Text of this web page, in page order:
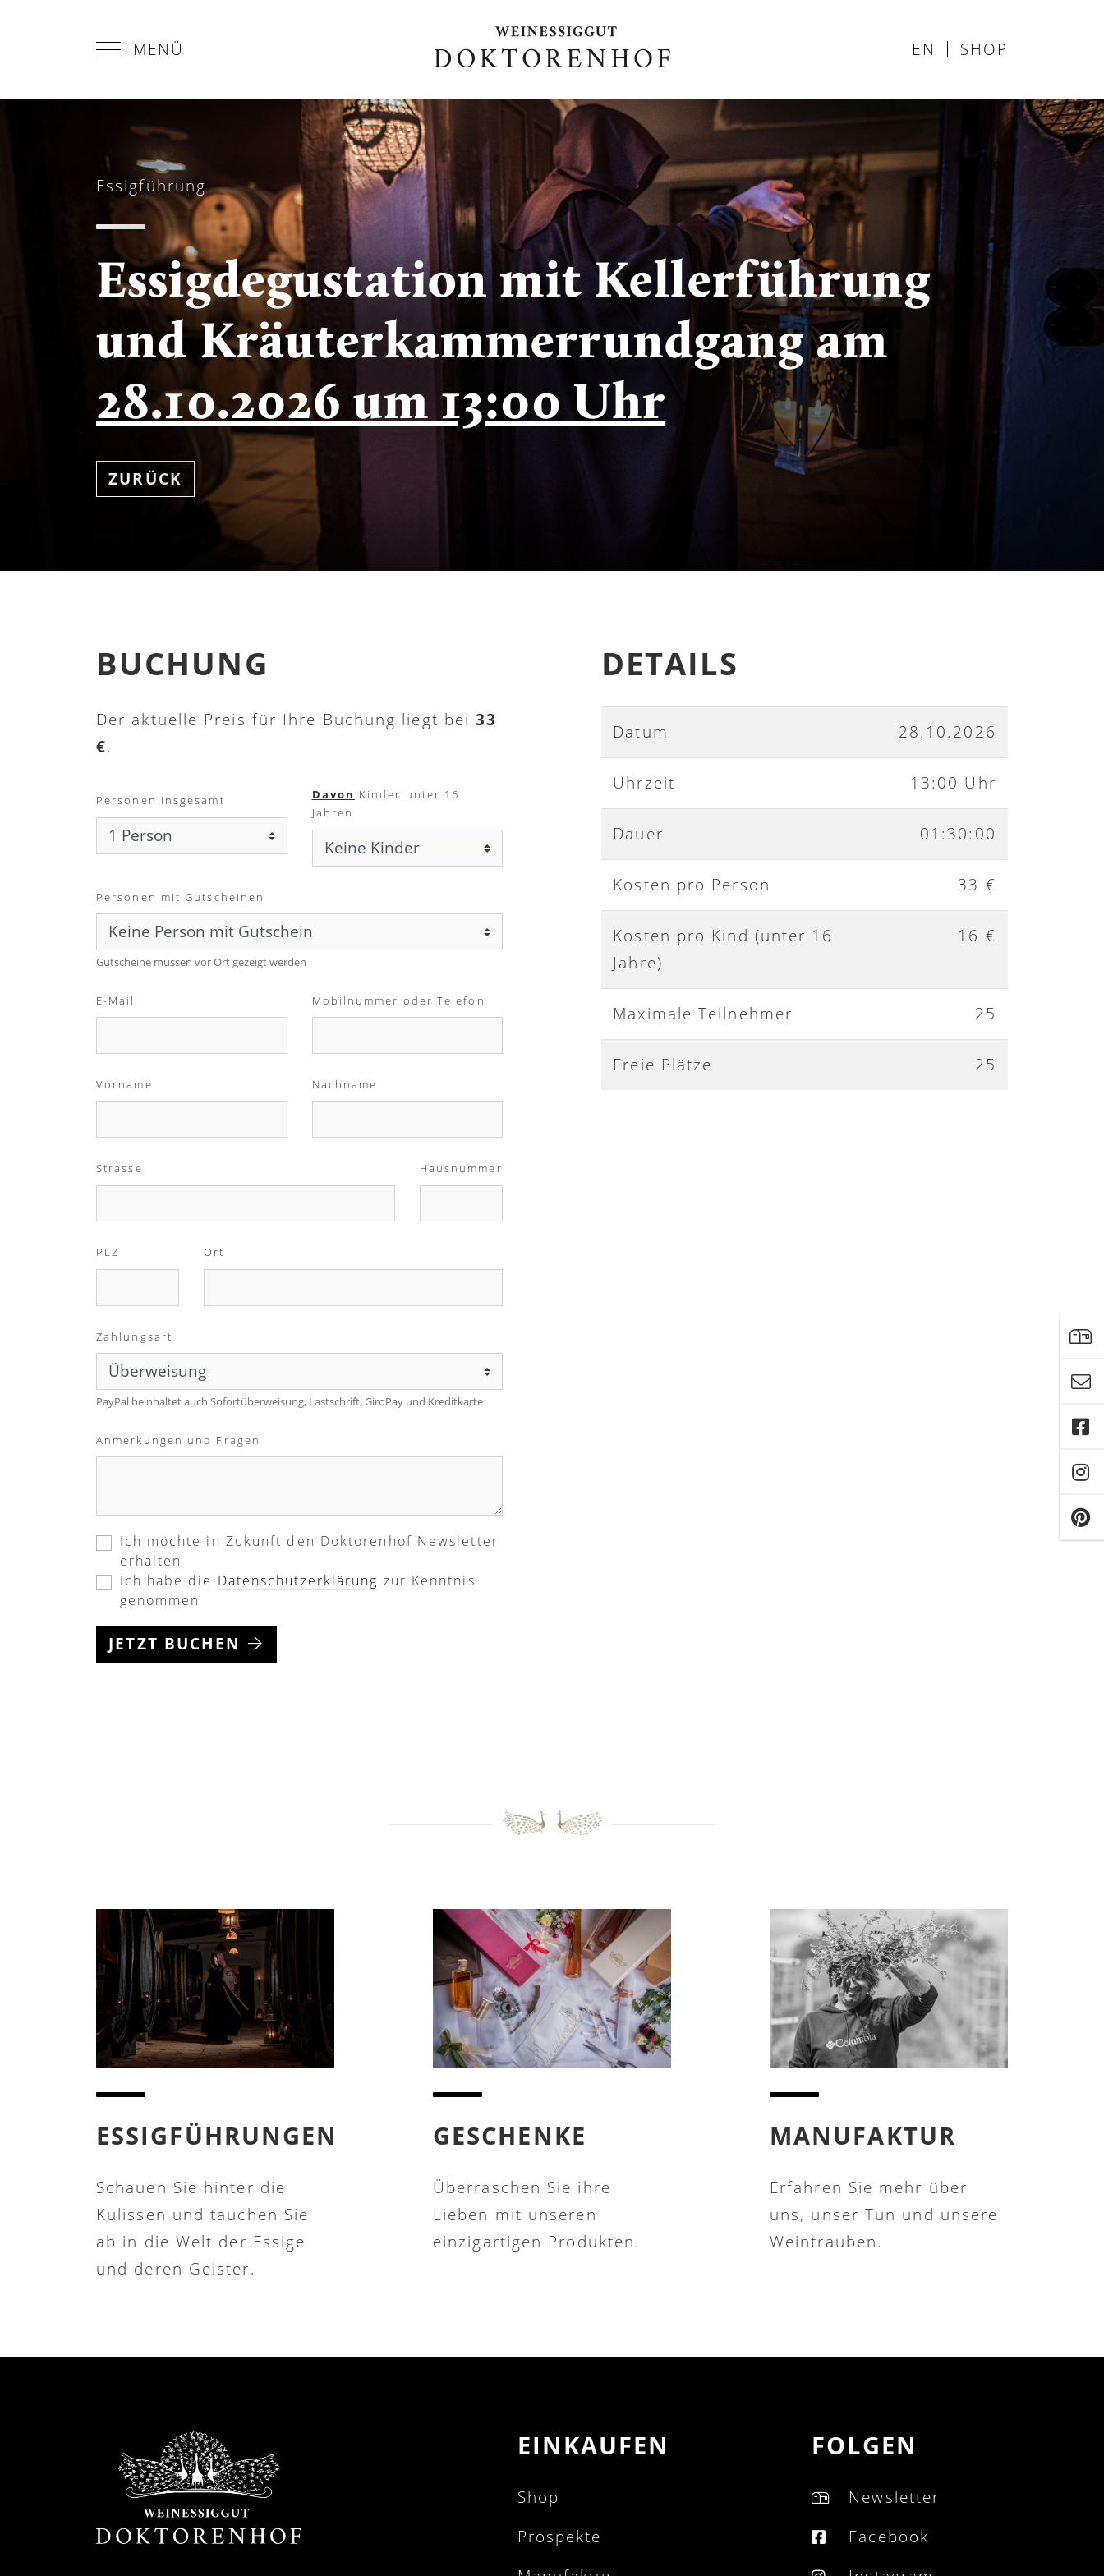
MENÜ EN SHOP
Essigführung
Essigdegustation mit Kellerführung
und Kräuterkammerrundgang am
28.10.2026 um 13:00 Uhr
ZURÜCK
BUCHUNG
Der aktuelle Preis für Ihre Buchung liegt bei33
€.
Personen insgesamt Davon Kinder unter 16
Jahren
Personen mit Gutscheinen
Gutscheine müssen vor Ort gezeigt werden
E-Mail Mobilnummer oder Telefon
Vorname Nachname
Strasse Hausnummer
PLZ Ort
Zahlungsart
PayPal beinhaltet auch Sofortüberweisung, Lastschrift, GiroPay und Kreditkarte
Anmerkungen und Fragen
Ich möchte in Zukunft den Doktorenhof Newsletter
erhalten
Ich habe die Datenschutzerklärung zur Kenntnis
genommen
JETZT BUCHEN
DETAILS
Datum 28.10.2026
Uhrzeit 13:00 Uhr
Dauer 01:30:00
Kosten pro Person 33 €
Kosten pro Kind (unter 16
Jahre)
16 €
Maximale Teilnehmer 25
Freie Plätze 25
ESSIGFÜHRUNGEN
Schauen Sie hinter die
Kulissen und tauchen Sie
ab in die Welt der Essige
und deren Geister.
GESCHENKE
Überraschen Sie ihre
Lieben mit unseren
einzigartigen Produkten.
MANUFAKTUR
Erfahren Sie mehr über
uns, unser Tun und unsere
Weintrauben.
EINKAUFEN
Shop
Prospekte
FOLGEN
Newsletter
Facebook